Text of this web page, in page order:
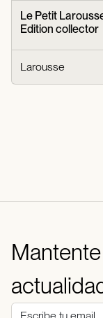
Le Petit
Edition collector
Larousse